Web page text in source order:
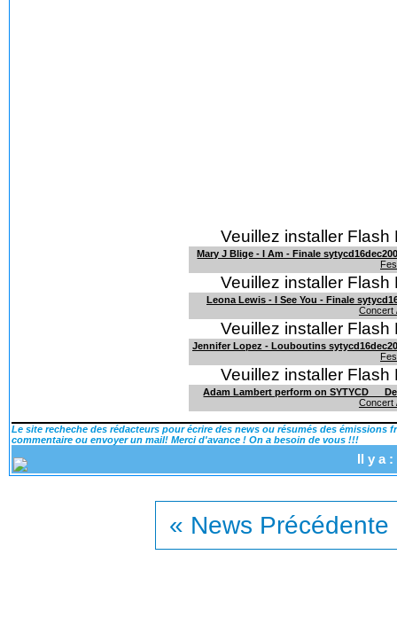
Veuillez installer
Mary J Blige - I Am - Finale
Veuillez installer
Leona Lewis - I See You - Finale
Concert
Veuillez installer
Jennifer Lopez - Louboutins
Veuillez installer
Adam Lambert perform on SYTYCD __
Concert
Le site recheche des rédacteurs pour écrire des news ou résumés des
commentaire ou envoyer un mail! Merci d'avance ! On a besoin de vous !!!
Il y a
« News Précédente